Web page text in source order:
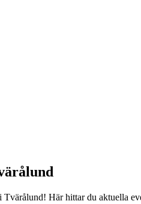
Här hittar du aktuella